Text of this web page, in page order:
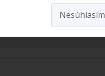
Nesúhlasím